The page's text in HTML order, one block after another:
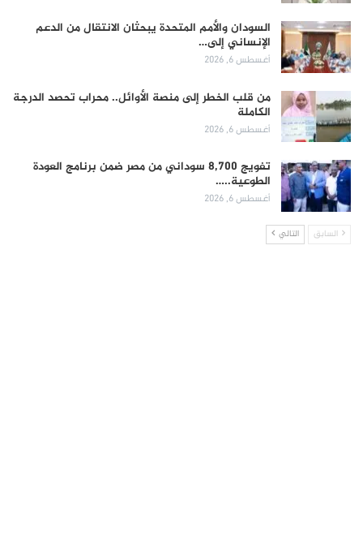
السودان والأمم المتحدة يبحثان الانتقال من الدعم
الإنساني إلى…
أغسطس 6, 2026
من قلب الخطر إلى منصة الأوائل.. محراب تحصد الدرجة
الكاملة
أغسطس 6, 2026
تفويج 8,700 سوداني من مصر ضمن برنامج العودة
الطوعية..…
أغسطس 6, 2026
السابق التالي